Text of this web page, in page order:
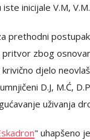
inicijale V.M,
prethodni
zbog
krivično djelo
D.J, M.Ć,
uživanja
" uhapšeno